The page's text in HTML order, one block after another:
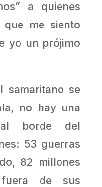
a quienes
que me siento
yo un prójimo
samaritano se
no hay una
borde del
53 guerras
82 millones
fuera de sus